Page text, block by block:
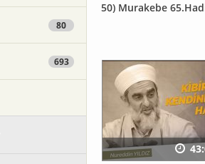
80
693
50) Murakebe